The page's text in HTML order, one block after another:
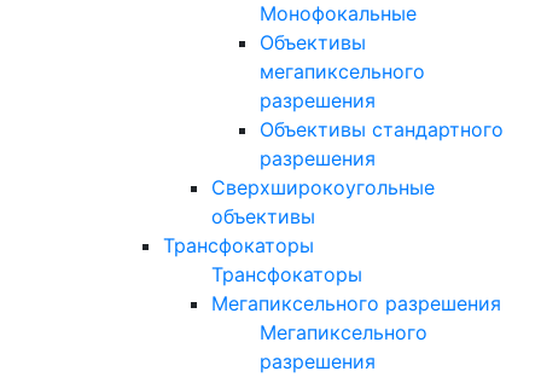
Монофокальные
Объективы
мегапиксельного
разрешения
Объективы стандартного
разрешения
Сверхширокоугольные
объективы
Трансфокаторы
Трансфокаторы
Мегапиксельного разрешения
Мегапиксельного
разрешения